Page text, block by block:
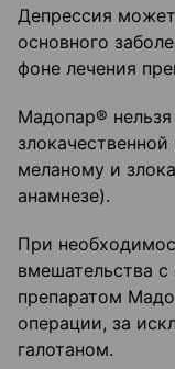
Депрессия
основного
фоне лечения
Мадопар® нельзя
меланому и
анамнезе).
При
вмешательства
препаратом
операции, за
галотаном.